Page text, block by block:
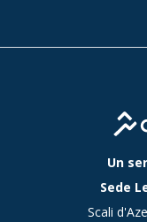
Un
Sede
Scali